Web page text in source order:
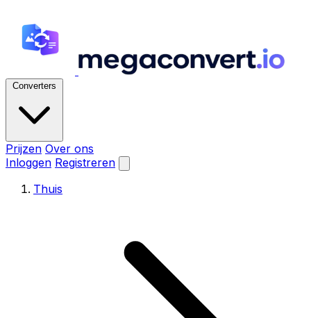
Converters
Prijzen Over ons
Inloggen Registreren
Thuis